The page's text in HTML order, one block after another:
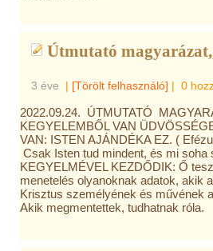
Útmutató
3 éve | [Törölt felhasználó] | 0
2022.09.24. ÚTMUTATÓ
KEGYELEMBŐL VAN
VAN: ISTEN AJÁNDÉKA EZ. (
Csak Isten tud mindent, és mi
KEGYELMÉVEL KEZDŐDIK: Ő
menetelés olyanoknak adatok, akik
Krisztus személyének és művének
Akik megmentettek, tudhatnak róla.